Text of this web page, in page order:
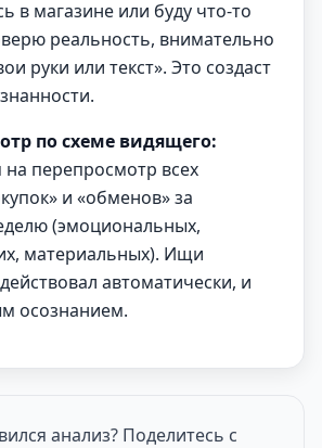
в магазине или буду что-то
реальность, внимательно
руки или текст». Это создаст
по схеме видящего:
перепросмотр всех
и «обменов» за
(эмоциональных,
материальных). Ищи
автоматически, и
осознанием.
анализ? Поделитесь с